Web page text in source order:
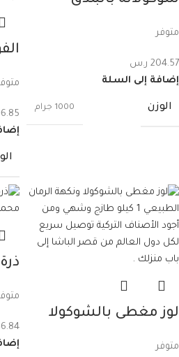
كيلو
متوفر
204.57 ر.س
إضافة إلى السلة
الوزن 1000 جرام
لوز مغطى بالشوكولا
متوفر